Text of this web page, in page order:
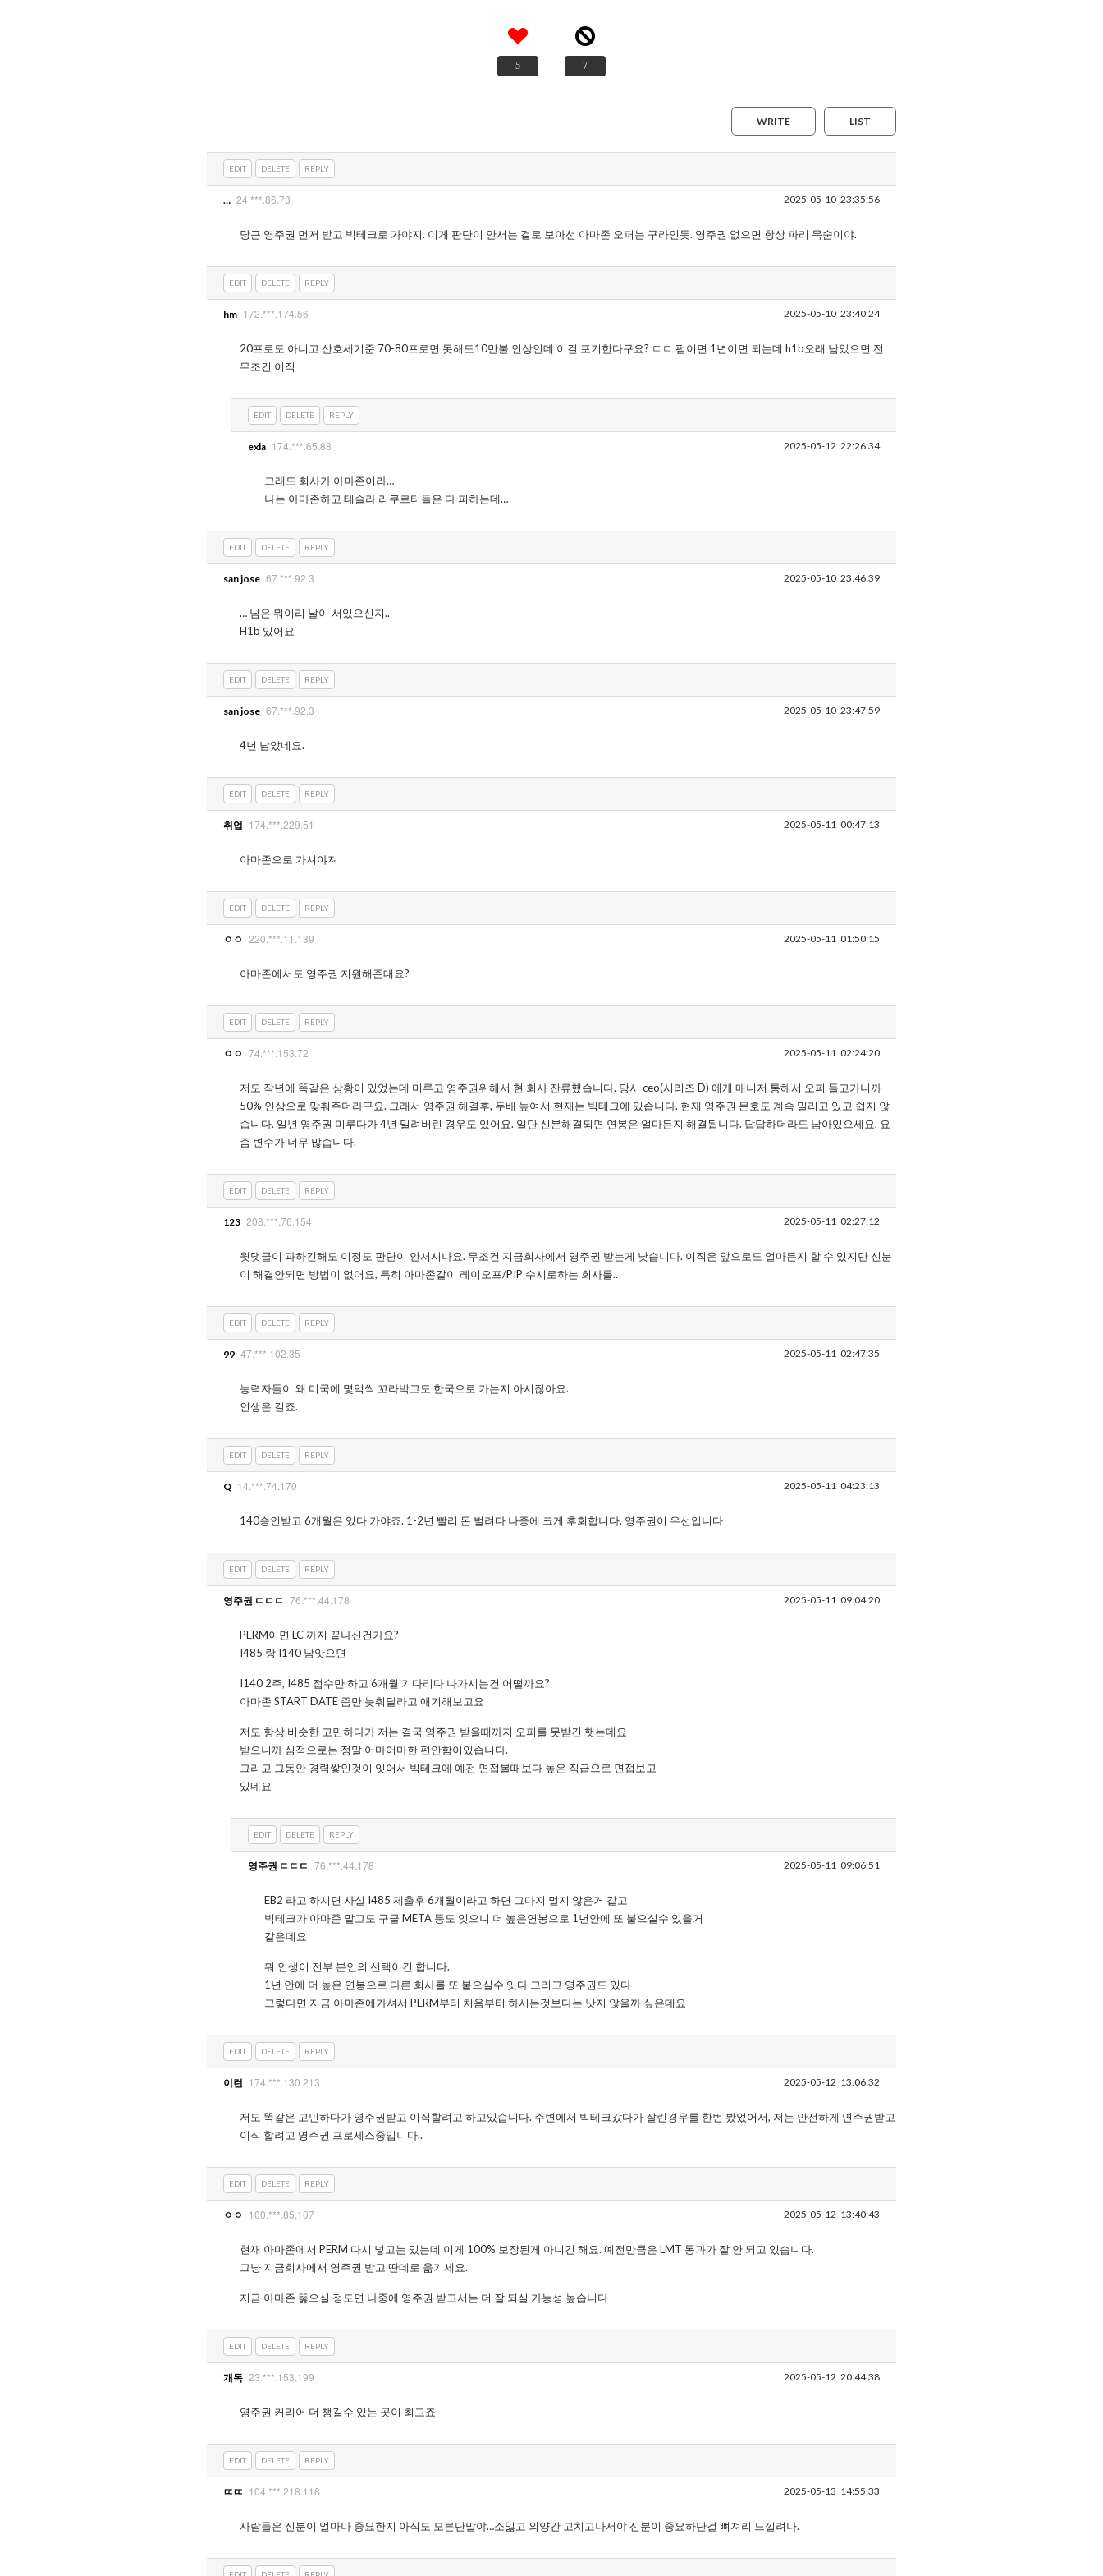
5 7
LIST
WRITE
EDIT DELETE REPLY
… 24.***.86.73 2025-05-10 23:35:56
당근 영주권 먼저 받고 빅테크로 가야지. 이게 판단이 안서는 걸로 보아선 아마존 오퍼는 구라인듯. 영주권 없으면 항상 파리 목숨이야.
EDIT DELETE REPLY
hm 172.***.174.56 2025-05-10 23:40:24
20프로도 아니고 산호세기준 70-80프로면 못해도10만불 인상인데 이걸 포기한다구요? ㄷㄷ 펌이면 1년이면 되는데 h1b오래 남았으면 전
무조건 이직
EDIT DELETE REPLY
exla 174.***.65.88 2025-05-12 22:26:34
그래도 회사가 아마존이라…
나는 아마존하고 테슬라 리쿠르터들은 다 피하는데…
EDIT DELETE REPLY
san jose 67.***.92.3 2025-05-10 23:46:39
… 님은 뭐이리 날이 서있으신지..
H1b 있어요
EDIT DELETE REPLY
san jose 67.***.92.3 2025-05-10 23:47:59
4년 남았네요.
EDIT DELETE REPLY
취업 174.***.229.51 2025-05-11 00:47:13
아마존으로 가셔야져
EDIT DELETE REPLY
ㅇㅇ 220.***.11.139 2025-05-11 01:50:15
아마존에서도 영주권 지원해준대요?
EDIT DELETE REPLY
ㅇㅇ 74.***.153.72 2025-05-11 02:24:20
저도 작년에 똑같은 상황이 있었는데 미루고 영주권위해서 현 회사 잔류했습니다. 당시 ceo(시리즈 D) 에게 매니저 통해서 오퍼 들고가니까
50% 인상으로 맞춰주더라구요. 그래서 영주권 해결후, 두배 높여서 현재는 빅테크에 있습니다. 현재 영주권 문호도 계속 밀리고 있고 쉽지 않
습니다. 일년 영주권 미루다가 4년 밀려버린 경우도 있어요. 일단 신분해결되면 연봉은 얼마든지 해결됩니다. 답답하더라도 남아있으세요. 요
즘 변수가 너무 많습니다.
EDIT DELETE REPLY
123 208.***.76.154 2025-05-11 02:27:12
윗댓글이 과하긴해도 이정도 판단이 안서시나요. 무조건 지금회사에서 영주권 받는게 낫습니다. 이직은 앞으로도 얼마든지 할 수 있지만 신분
이 해결안되면 방법이 없어요, 특히 아마존같이 레이오프/PIP 수시로하는 회사를..
EDIT DELETE REPLY
99 47.***.102.35 2025-05-11 02:47:35
능력자들이 왜 미국에 몇억씩 꼬라박고도 한국으로 가는지 아시잖아요.
인생은 길죠.
EDIT DELETE REPLY
Q 14.***.74.170 2025-05-11 04:23:13
140승인받고 6개월은 있다 가야죠. 1-2년 빨리 돈 벌려다 나중에 크게 후회합니다. 영주권이 우선입니다
EDIT DELETE REPLY
영주권 ㄷㄷㄷ 76.***.44.178 2025-05-11 09:04:20
PERM이면 LC 까지 끝나신건가요?
I485 랑 I140 남앗으면
I140 2주, I485 접수만 하고 6개월 기다리다 나가시는건 어떨까요?
아마존 START DATE 좀만 늦춰달라고 애기해보고요
저도 항상 비슷한 고민하다가 저는 결국 영주권 받을때까지 오퍼를 못받긴 햇는데요
받으니까 심적으로는 정말 어마어마한 편안함이있습니다.
그리고 그동안 경력쌓인것이 잇어서 빅테크에 예전 면접볼때보다 높은 직급으로 면접보고
있네요
EDIT DELETE REPLY
영주권 ㄷㄷㄷ 76.***.44.178 2025-05-11 09:06:51
EB2 라고 하시면 사실 I485 제출후 6개월이라고 하면 그다지 멀지 않은거 같고
빅테크가 아마존 말고도 구글 META 등도 잇으니 더 높은연봉으로 1년안에 또 붙으실수 있을거
같은데요
뭐 인생이 전부 본인의 선택이긴 합니다.
1년 안에 더 높은 연봉으로 다른 회사를 또 붙으실수 잇다 그리고 영주권도 있다
그렇다면 지금 아마존에가셔서 PERM부터 처음부터 하시는것보다는 낫지 않을까 싶은데요
EDIT DELETE REPLY
이런 174.***.130.213 2025-05-12 13:06:32
저도 똑같은 고민하다가 영주권받고 이직할려고 하고있습니다. 주변에서 빅테크갔다가 잘린경우를 한번 봤었어서, 저는 안전하게 연주권받고
이직 할려고 영주권 프로세스중입니다..
EDIT DELETE REPLY
ㅇㅇ 100.***.85.107 2025-05-12 13:40:43
현재 아마존에서 PERM 다시 넣고는 있는데 이게 100% 보장된게 아니긴 해요. 예전만큼은 LMT 통과가 잘 안 되고 있습니다.
그냥 지금회사에서 영주권 받고 딴데로 옮기세요.
지금 아마존 뚫으실 정도면 나중에 영주권 받고서는 더 잘 되실 가능성 높습니다
EDIT DELETE REPLY
개독 23.***.153.199 2025-05-12 20:44:38
영주권 커리어 더 챙길수 있는 곳이 최고죠
EDIT DELETE REPLY
ㄸㄸ 104.***.218.118 2025-05-13 14:55:33
사람들은 신분이 얼마나 중요한지 아직도 모른단말야…소잃고 외양간 고치고나서야 신분이 중요하단걸 뼈져리 느낄려나.